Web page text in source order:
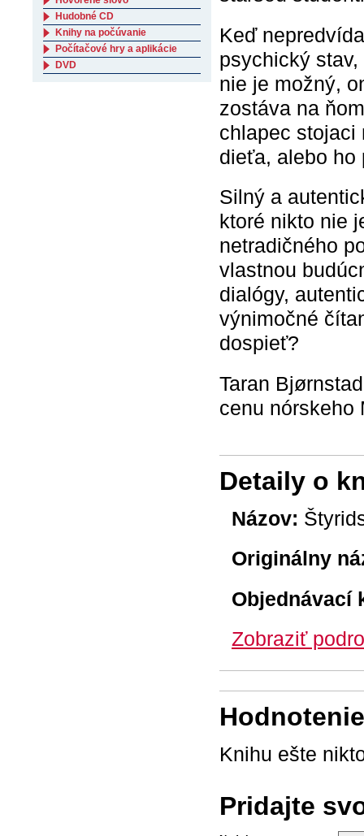
Keď
psychický
nie je možný,
zostáva na
chlapec stojaci
dieťa, alebo ho
Silný a
ktoré nikto nie
netradičného
vlastnou
dialógy,
výnimočné
dospieť?
Taran
cenu nórskeho
Detaily o
Názov:
Originálny
Objednávací
Zobraziť
Knihu ešte
Pridajte
Hudobné CD
Knihy na počúvanie
Počítačové hry a aplikácie
DVD